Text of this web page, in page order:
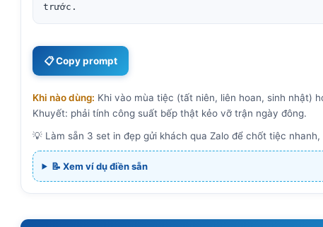
trước.
📋 Copy prompt
Khi nào dùng: Khi vào mùa tiệc (tất niên, liên hoan, sinh nhật)
Khuyết: phải tính công suất bếp thật kẻo vỡ trận ngày đông.
💡 Làm sẵn 3 set in đẹp gửi khách qua Zalo để chốt tiệc nhanh,
📝 Xem ví dụ điền sẵn